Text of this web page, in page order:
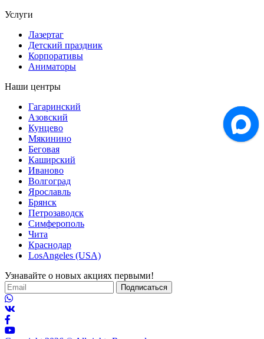
Услуги
Лазертаг
Детский праздник
Корпоративы
Аниматоры
Наши центры
Гагаринский
Азовский
Кунцево
Мякинино
Беговая
Каширский
Иваново
Волгоград
Ярославль
Брянск
Петрозаводск
Симферополь
Чита
Краснодар
LosAngeles (USA)
Узнавайте о новых акциях первыми!
Подписаться